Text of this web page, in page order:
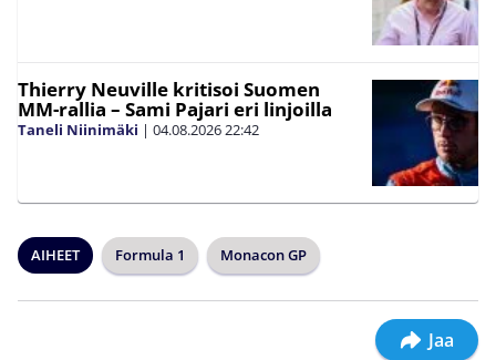
Thierry Neuville kritisoi Suomen
MM-rallia – Sami Pajari eri linjoilla
Taneli Niinimäki | 04.08.202622:42
AIHEET Formula 1 Monacon GP
Jaa